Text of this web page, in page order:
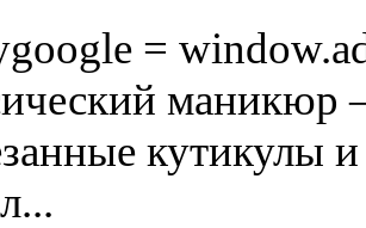
=
маникюр
кутикулы